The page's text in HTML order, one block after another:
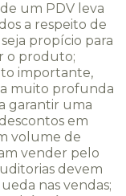
um PDV leva
a respeito de
propício para
o produto;
importante,
muito profunda
garantir uma
em
volume de
vender pelo
devem
nas vendas;